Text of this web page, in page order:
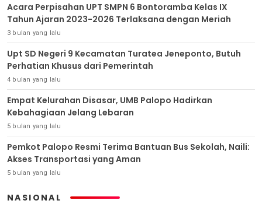
Acara Perpisahan UPT SMPN 6 Bontoramba Kelas IX
Tahun Ajaran 2023-2026 Terlaksana dengan Meriah
3 bulan yang lalu
Upt SD Negeri 9 Kecamatan Turatea Jeneponto, Butuh
Perhatian Khusus dari Pemerintah
4 bulan yang lalu
Empat Kelurahan Disasar, UMB Palopo Hadirkan
Kebahagiaan Jelang Lebaran
5 bulan yang lalu
Pemkot Palopo Resmi Terima Bantuan Bus Sekolah, Naili:
Akses Transportasi yang Aman
5 bulan yang lalu
NASIONAL